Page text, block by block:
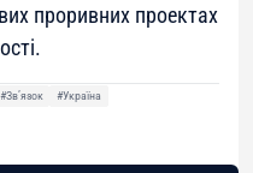
проривних проектах
#Звʼязок #Україна